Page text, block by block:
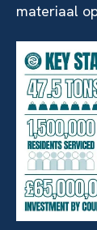
materiaal